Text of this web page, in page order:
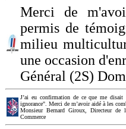
Merci de
permis de
milieu
une occasion
Général (2S)
J’ai eu confirmation de ce que me disait
ignorance". Merci de m’avoir aidé à les
Monsieur Bernard Giroux, Directeur de
Commerce